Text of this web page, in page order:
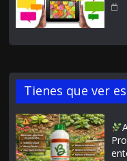
Tienes que ver